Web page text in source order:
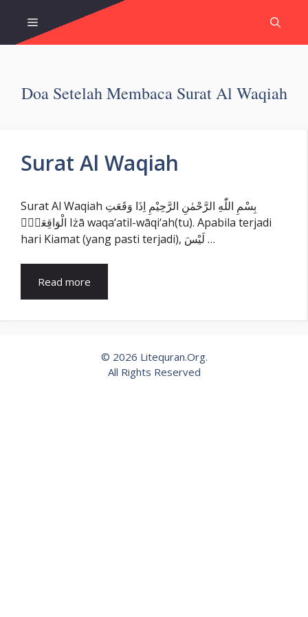
content
Menu
Doa Setelah Membaca Surat Al Waqiah
Surat Al Waqiah
Surat Al Waqiah بِسْمِ اللّٰهِ الرَّحْمٰنِ الرَّحِيْمِ اِذَا وَقَعَتِ
الْوَاقِعَةُۙ Iżā waqa‘atil-wāqi‘ah(tu). Apabila terjadi
hari Kiamat (yang pasti terjadi), لَيْسَ …
Read more
© 2026 Litequran.Org.
All Rights Reserved